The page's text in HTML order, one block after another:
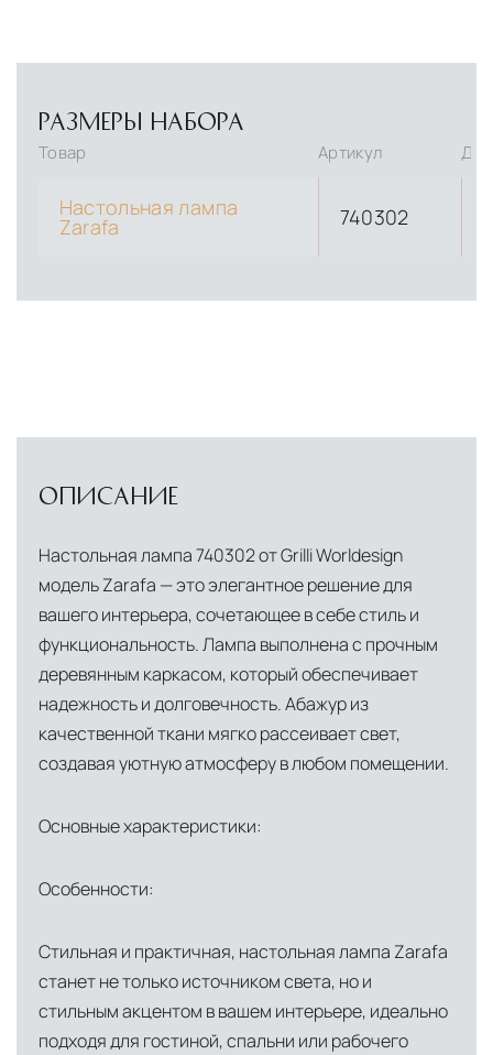
РАЗМЕРЫ НАБОРА
Товар Артикул
Настольная лампа
Zarafa 740302
ОПИСАНИЕ
Настольная лампа 740302 от Grilli Worldesign
модель Zarafa — это элегантное решение для
вашего интерьера, сочетающее в себе стиль и
функциональность. Лампа выполнена с прочным
деревянным каркасом, который обеспечивает
надежность и долговечность. Абажур из
качественной ткани мягко рассеивает свет,
создавая уютную атмосферу в любом помещении.
Основные характеристики:
Особенности:
Стильная и практичная, настольная лампа Zarafa
станет не только источником света, но и
стильным акцентом в вашем интерьере, идеально
подходя для гостиной, спальни или рабочего